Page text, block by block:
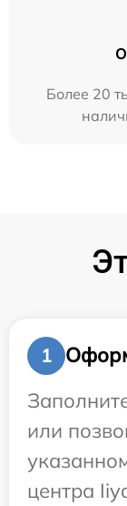
Более 20
1
или
центра